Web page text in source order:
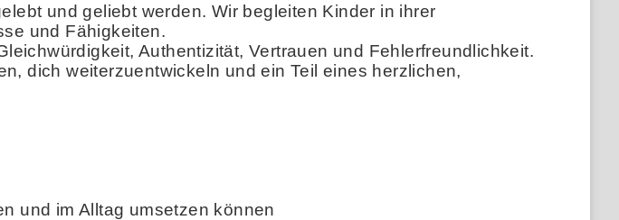
und geliebt werden. Wir begleiten Kinder in ihrer
und Fähigkeiten.
Authentizität, Vertrauen und Fehlerfreundlichkeit.
dich weiterzuentwickeln und ein Teil eines herzlichen,
und im Alltag umsetzen können